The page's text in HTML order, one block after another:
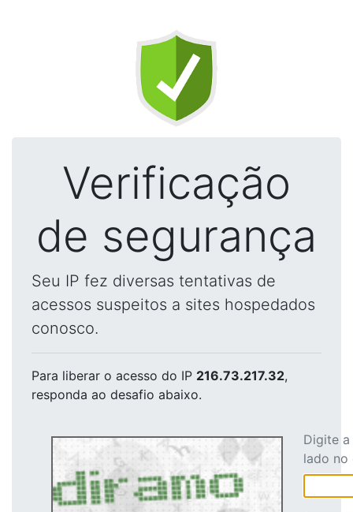
Verificação
de segurança
Seu IP fez diversas tentativas de
acessos suspeitos a sites hospedados
conosco.
Para liberar o acesso do IP 216.73.217.32,
responda ao desafio abaixo.
Digite
lado no